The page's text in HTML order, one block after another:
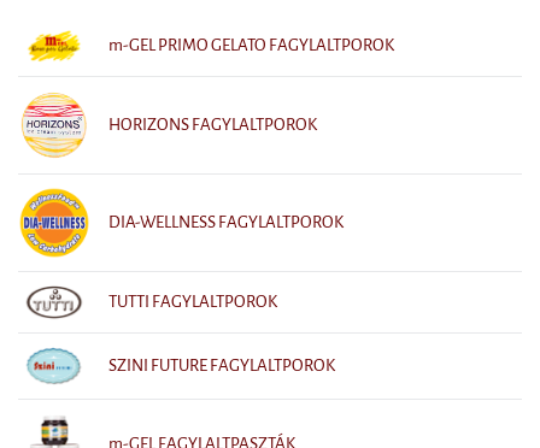
m-GEL PRIMO GELATO FAGYLALTPOROK
HORIZONS FAGYLALTPOROK
DIA-WELLNESS FAGYLALTPOROK
TUTTI FAGYLALTPOROK
SZINI FUTURE FAGYLALTPOROK
m-GEL FAGYLALTPASZTÁK